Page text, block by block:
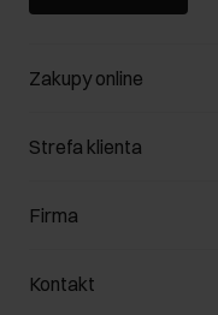
Zakupy online
Zarządzaj cookies
Formy płatności
Jak dokonać zwrotu?
Strefa klienta
Klub Klienta
Zwróć produkty
Firma
O nas
Kontakt